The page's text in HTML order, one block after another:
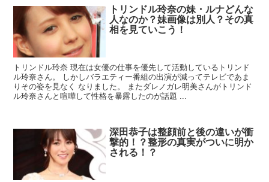
トリンドル玲奈の妹・ルナどんな
人なのか？妹画像は別人？その真
相を見ていこう！
トリンドル玲奈 現在は女優の仕事を優先して活動しているトリンド
ル玲奈さん。 しかしバラエティー番組の出演が減ってテレビであま
りその姿を見なく なりました。 またダレノガレ明美さんがトリンド
ル玲奈さんと喧嘩して性格を暴露したのが話題 ...
深田恭子は整顔前と後の違いが衝
撃的！？整形の真実がついに明か
される！？